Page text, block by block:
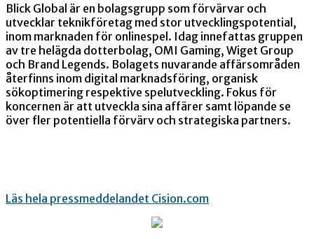
Blick Global är en bolagsgrupp som förvärvar och
utvecklar teknikföretag med stor utvecklingspotential,
inom marknaden för onlinespel. Idag innefattas gruppen
av tre helägda dotterbolag, OMI Gaming, Wiget Group
och Brand Legends. Bolagets nuvarande affärsområden
återfinns inom digital marknadsföring, organisk
sökoptimering respektive spelutveckling. Fokus för
koncernen är att utveckla sina affärer samt löpande se
över fler potentiella förvärv och strategiska partners.
Läs hela pressmeddelandet Cision.com